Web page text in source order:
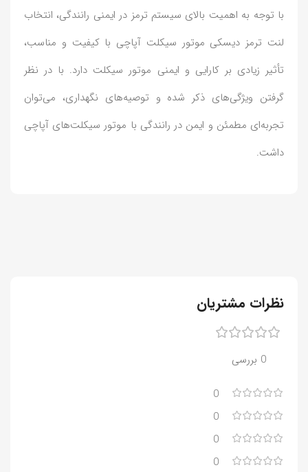
با توجه به اهمیت بالای سیستم ترمز در ایمنی رانندگی، انتخاب
لنت ترمز دیسکی موتور سیکلت آپاچی با کیفیت و مناسب،
تأثیر زیادی بر کارایی و ایمنی موتور سیکلت دارد. با در نظر
گرفتن ویژگی‌های ذکر شده و توصیه‌های نگهداری، می‌توان
تجربه‌ای مطمئن و ایمن در رانندگی با موتور سیکلت‌های آپاچی
داشت.
نظرات مشتریان
0 بررسی
0
0
0
0